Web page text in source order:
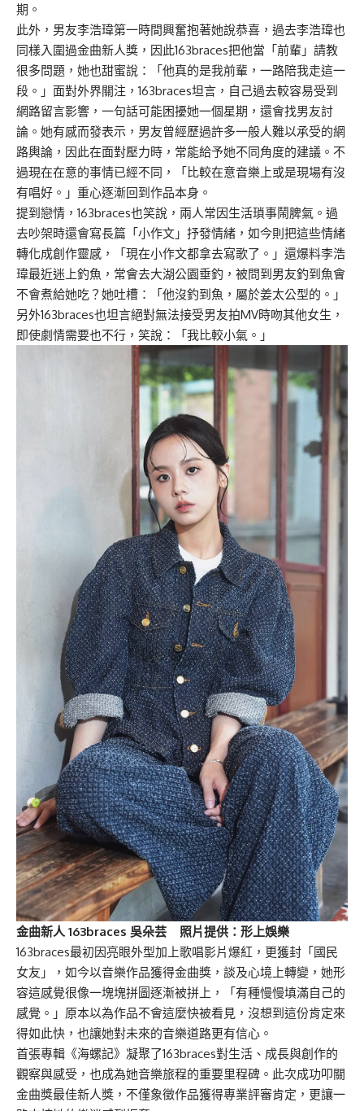
期。
此外，男友李浩瑋第一時間興奮抱著她說恭喜，過去李浩瑋也
同樣入圍過金曲新人獎，因此163braces把他當「前輩」請教
很多問題，她也甜蜜說：「他真的是我前輩，一路陪我走這一
段。」面對外界關注，163braces坦言，自己過去較容易受到
網路留言影響，一句話可能困擾她一個星期，還會找男友討
論。她有感而發表示，男友曾經歷過許多一般人難以承受的網
路輿論，因此在面對壓力時，常能給予她不同角度的建議。不
過現在在意的事情已經不同，「比較在意音樂上或是現場有沒
有唱好。」重心逐漸回到作品本身。
提到戀情，163braces也笑說，兩人常因生活瑣事鬧脾氣。過
去吵架時還會寫長篇「小作文」抒發情緒，如今則把這些情緒
轉化成創作靈感，「現在小作文都拿去寫歌了。」還爆料李浩
瑋最近迷上釣魚，常會去大湖公園垂釣，被問到男友釣到魚會
不會煮給她吃？她吐槽：「他沒釣到魚，屬於姜太公型的。」
另外163braces也坦言絕對無法接受男友拍MV時吻其他女生，
即使劇情需要也不行，笑說：「我比較小氣。」
金曲新人 163braces 吳朵芸 照片提供：形上娛樂
163braces最初因亮眼外型加上歌唱影片爆紅，更獲封「國民
女友」，如今以音樂作品獲得金曲獎，談及心境上轉變，她形
容這感覺很像一塊塊拼圖逐漸被拼上，「有種慢慢填滿自己的
感覺。」原本以為作品不會這麼快被看見，沒想到這份肯定來
得如此快，也讓她對未來的音樂道路更有信心。
首張專輯《海螺記》凝聚了163braces對生活、成長與創作的
觀察與感受，也成為她音樂旅程的重要里程碑。此次成功叩關
金曲獎最佳新人獎，不僅象徵作品獲得專業評審肯定，更讓一